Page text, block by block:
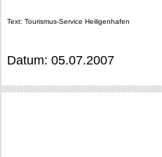
Text: Tourismus-Service Heiligenhafen
Datum: 05.07.2007